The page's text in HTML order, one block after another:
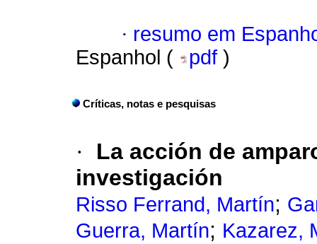
· resumo em
Espanhol (
pdf )
Críticas, notas e pesquisas
·
La acción de
investigación
Risso Ferrand, Martín;
Guerra, Martín; Kazarez,